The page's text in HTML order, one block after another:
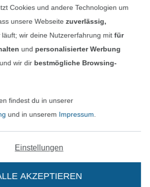
inkl. der gesetzl. MwSt.
Preise entsprechen dem
Cookies und andere Technologien um
unsere Webseite zuverlässig,
läuft; wir deine Nutzererfahrung mitfür
und personalisierter Werbung
wir dir bestmögliche Browsing-
findest du in unserer
und in unserem Impressum
Einstellungen
AKZEPTIEREN